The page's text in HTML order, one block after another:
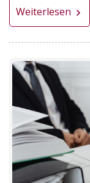
Weiterlesen